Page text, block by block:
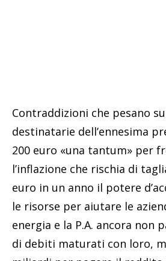
Contraddizioni che pesano
destinatarie dell’ennesima
200 euro «una tantum» per
l’inflazione che rischia di
euro in un anno il potere
le risorse per aiutare le
energia e la P.A. ancora non
di debiti maturati con loro,